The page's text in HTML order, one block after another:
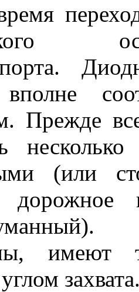
Прежде
(или
имеют